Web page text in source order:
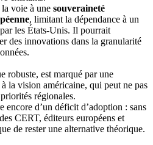
voie à une souveraineté
, limitant la dépendance à un
les États-Unis. Il pourrait
des innovations dans la granularité
robuste, est marqué par une
la vision américaine, qui peut ne pas
régionales.
encore d’un déficit d’adoption : sans
CERT, éditeurs européens et
de rester une alternative théorique.